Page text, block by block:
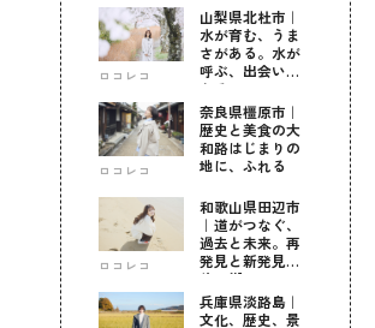
ロコレコ
山梨県北杜市｜
水が育む、うま
さがある。水が
呼ぶ、出会いが
ある。
ロコレコ
奈良県橿原市｜
歴史と美食の大
和路はじまりの
地に、ふれる
ロコレコ
和歌山県田辺市
｜道がつなぐ、
過去と未来。再
発見と新発見の
待つ街へ
兵庫県淡路島｜
文化、歴史、景